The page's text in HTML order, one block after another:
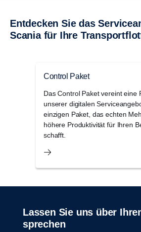
Entdecken Sie das Serviceangebot von
Scania für Ihre
Control Paket
Das Control Paket vereint eine
unserer digitalen
einzigen Paket, das echten
höhere Produktivität für Ihren
schafft.
Lassen Sie uns über Ihren Fuhrpark
sprechen